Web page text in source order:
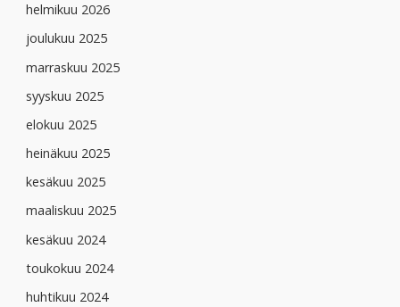
helmikuu 2026
joulukuu 2025
marraskuu 2025
syyskuu 2025
elokuu 2025
heinäkuu 2025
kesäkuu 2025
maaliskuu 2025
kesäkuu 2024
toukokuu 2024
huhtikuu 2024